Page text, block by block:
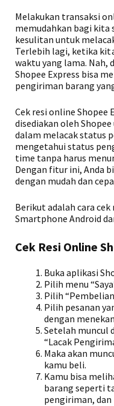
Melakukan transaksi
memudahkan bagi kita
kesulitan untuk
Terlebih lagi, ketika
waktu yang lama. Nah,
Shopee Express bisa
pengiriman barang
Cek resi online Shopee
disediakan oleh
dalam melacak status
mengetahui status
time tanpa harus
Dengan fitur ini, Anda
dengan mudah dan
Berikut adalah cara cek
Smartphone Android
Cek Resi Online
Buka aplikasi
Pilih menu
Pilih “Pembelian
Pilih pesanan
dengan
Setelah muncul
“Lacak
Maka akan
kamu beli.
Kamu bisa
barang seperti
pengiriman,